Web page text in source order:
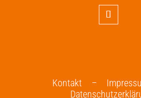
Kontakt –